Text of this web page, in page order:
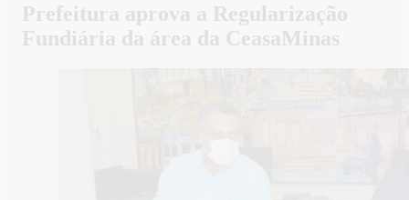
Prefeitura aprova a Regularização
Fundiária da área da CeasaMinas